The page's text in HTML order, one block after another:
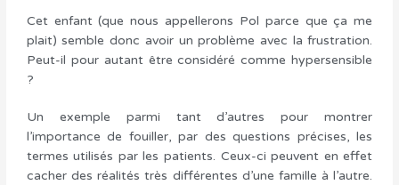
Cet enfant (que nous appellerons Pol parce que ça me
plait) semble donc avoir un problème avec la frustration.
Peut-il pour autant être considéré comme hypersensible
?
Un exemple parmi tant d’autres pour montrer
l’importance de fouiller, par des questions précises, les
termes utilisés par les patients. Ceux-ci peuvent en effet
cacher des réalités très différentes d’une famille à l’autre.